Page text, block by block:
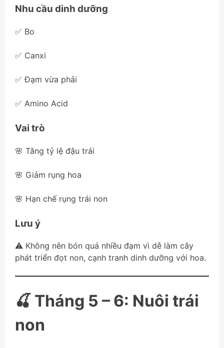
Nhu cầu dinh dưỡng
✅ Bo
✅ Canxi
✅ Đạm vừa phải
✅ Amino Acid
Vai trò
🌸 Tăng tỷ lệ đậu trái
🌸 Giảm rụng hoa
🌸 Hạn chế rụng trái non
Lưu ý
⚠️ Không nên bón quá nhiều đạm vì dễ làm cây
phát triển đọt non, cạnh tranh dinh dưỡng với hoa.
🍒 Tháng 5 – 6: Nuôi trái
non